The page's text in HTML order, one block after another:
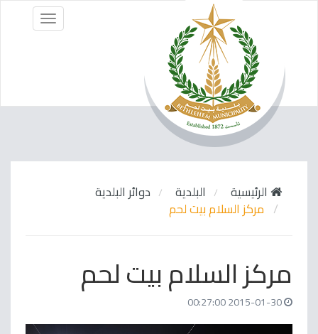
Menu
الرئيسية البلدية دوائر البلدية
مركز السلام بيت لحم
مركز السلام بيت لحم
2015-01-30 00:27:00